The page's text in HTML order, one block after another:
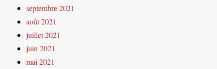
septembre 2021
août 2021
juillet 2021
juin 2021
mai 2021